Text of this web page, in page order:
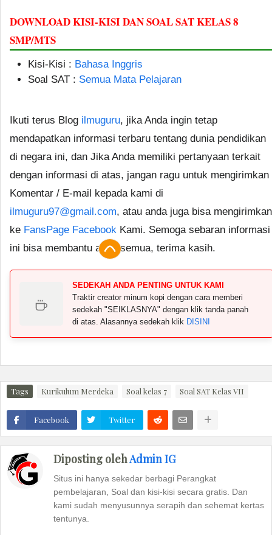
DOWNLOAD KISI-KISI DAN SOAL SAT KELAS 8
SMP/MTS
Kisi-Kisi : Bahasa Inggris
Soal SAT : Semua Mata Pelajaran
Ikuti terus Blog ilmuguru, jika Anda ingin tetap
mendapatkan informasi terbaru tentang dunia pendidikan
di negara ini, dan Jika Anda memiliki pertanyaan terkait
dengan informasi di atas, jangan ragu untuk mengirimkan
Komentar / E-mail kepada kami di
ilmuguru97@gmail.com, atau anda juga bisa mengirimkan
ke FansPage Facebook Kami. Semoga sebaran informasi
ini bisa membantu anda semua, terima kasih.
SEDEKAH ANDA PENTING UNTUK KAMI
Traktir creator minum kopi dengan cara memberi
sedekah "SEIKLASNYA" dengan klik tanda panah
di atas. Alasannya sedekah klik DISINI
Tags Kurikulum Merdeka Soal kelas 7 Soal SAT Kelas VII
Facebook Twitter
Diposting olehAdmin IG
Situs ini hanya sekedar berbagi Perangkat
pembelajaran, Soal dan kisi-kisi secara gratis. Dan
kami sudah menyusunnya serapih dan sehemat kertas
tentunya.